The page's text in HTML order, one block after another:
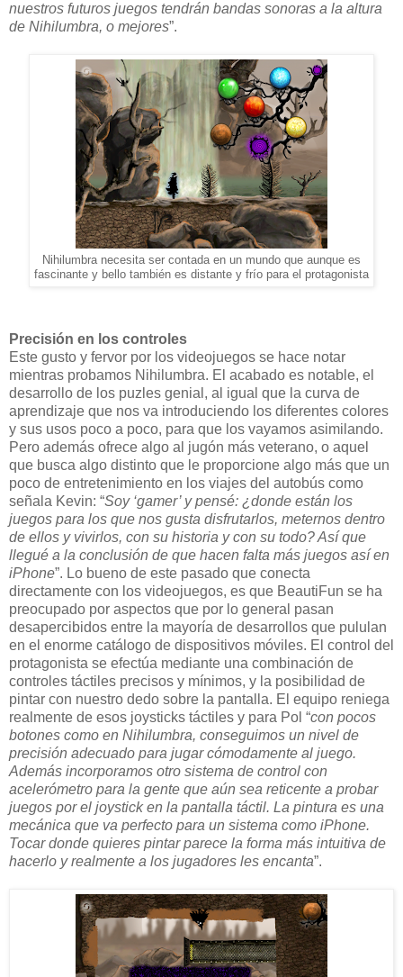
nuestros futuros juegos tendrán bandas sonoras a la altura
de Nihilumbra, o mejores”.
Nihilumbra necesita ser contada en un mundo que aunque es
fascinante y bello también es distante y frío para el protagonista
Precisión en los controles
Este gusto y fervor por los videojuegos se hace notar
mientras probamos Nihilumbra. El acabado es notable, el
desarrollo de los puzles genial, al igual que la curva de
aprendizaje que nos va introduciendo los diferentes colores
y sus usos poco a poco, para que los vayamos asimilando.
Pero además ofrece algo al jugón más veterano, o aquel
que busca algo distinto que le proporcione algo más que un
poco de entretenimiento en los viajes del autobús como
señala Kevin: “Soy ‘gamer’ y pensé: ¿donde están los
juegos para los que nos gusta disfrutarlos, meternos dentro
de ellos y vivirlos, con su historia y con su todo? Así que
llegué a la conclusión de que hacen falta más juegos así en
iPhone”. Lo bueno de este pasado que conecta
directamente con los videojuegos, es que BeautiFun se ha
preocupado por aspectos que por lo general pasan
desapercibidos entre la mayoría de desarrollos que pululan
en el enorme catálogo de dispositivos móviles. El control del
protagonista se efectúa mediante una combinación de
controles táctiles precisos y mínimos, y la posibilidad de
pintar con nuestro dedo sobre la pantalla. El equipo reniega
realmente de esos joysticks táctiles y para Pol “con pocos
botones como en Nihilumbra, conseguimos un nivel de
precisión adecuado para jugar cómodamente al juego.
Además incorporamos otro sistema de control con
acelerómetro para la gente que aún sea reticente a probar
juegos por el joystick en la pantalla táctil. La pintura es una
mecánica que va perfecto para un sistema como iPhone.
Tocar donde quieres pintar parece la forma más intuitiva de
hacerlo y realmente a los jugadores les encanta”.